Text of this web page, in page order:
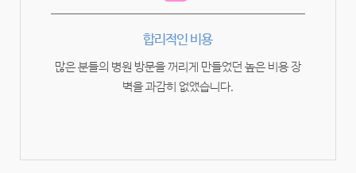
합리적인 비용
많은 분들의 병원 방문을 꺼리게 만들었던 높은 비용 장
벽을 과감히 없앴습니다.